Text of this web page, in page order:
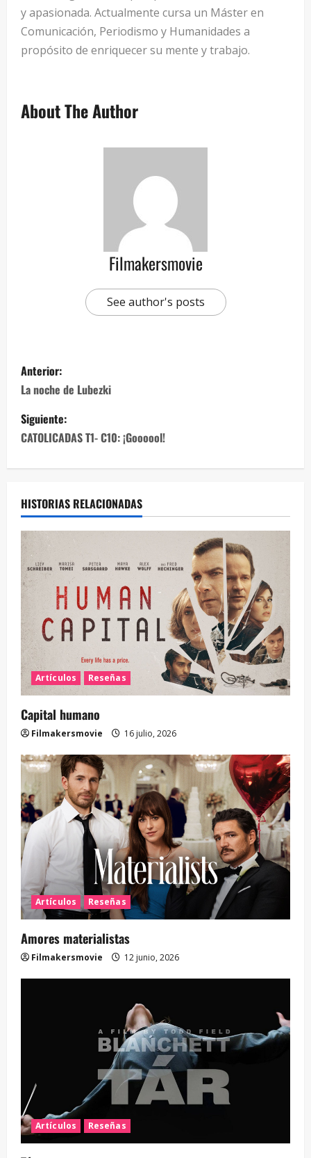
y apasionada. Actualmente cursa un Máster en
Comunicación, Periodismo y Humanidades a
propósito de enriquecer su mente y trabajo.
About The Author
Filmakersmovie
See author's posts
Anterior:
La noche de Lubezki
Siguiente:
CATOLICADAS T1- C10: ¡Goooool!
HISTORIAS RELACIONADAS
Artículos Reseñas
Capital humano
Filmakersmovie 16 julio, 2026
Artículos Reseñas
Amores materialistas
Filmakersmovie 12 junio, 2026
Artículos Reseñas